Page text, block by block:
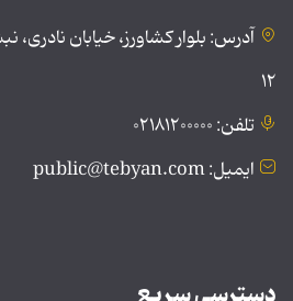
آدرس: بلوار کشاورز، خیابان
۱۲
تلفن: ۰۲۱۸۱۲۰۰۰۰۰
ایمیل: public@tebyan.com